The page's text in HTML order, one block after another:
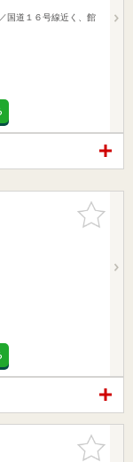
国道１６号線近く、館
お気に入
りに追加
お気に入
りに追加